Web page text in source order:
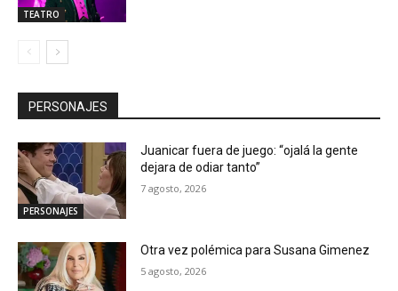
TEATRO
PERSONAJES
PERSONAJES
Juanicar fuera de juego: “ojalá la gente
dejara de odiar tanto”
7 agosto, 2026
Otra vez polémica para Susana Gimenez
5 agosto, 2026